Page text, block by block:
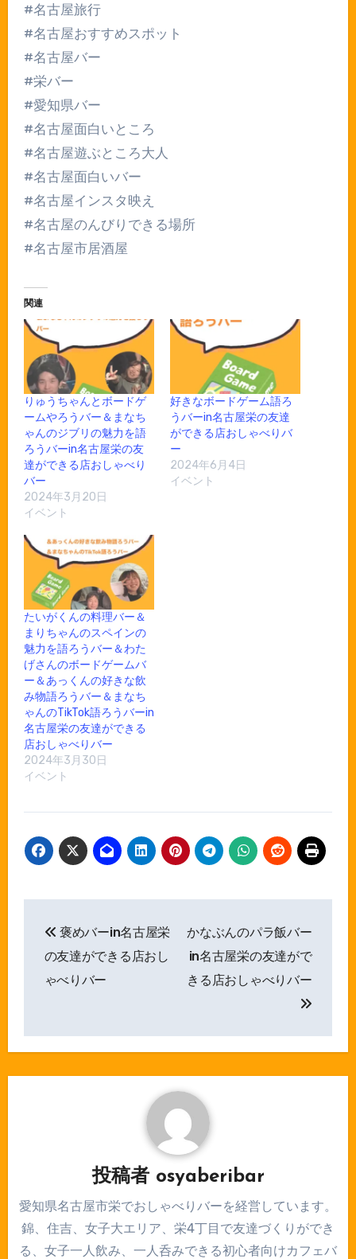
#名古屋旅行
#名古屋おすすめスポット
#名古屋バー
#栄バー
#愛知県バー
#名古屋面白いところ
#名古屋遊ぶところ大人
#名古屋面白いバー
#名古屋インスタ映え
#名古屋のんびりできる場所
#名古屋市居酒屋
関連
りゅうちゃんとボードゲ
ームやろうバー＆まなち
ゃんのジブリの魅力を語
ろうバーin名古屋栄の友
達ができる店おしゃべり
バー
2024年3月20日
イベント
好きなボードゲーム語ろ
うバーin名古屋栄の友達
ができる店おしゃべりバ
ー
2024年6月4日
イベント
たいがくんの料理バー＆
まりちゃんのスペインの
魅力を語ろうバー＆わた
げさんのボードゲームバ
ー＆あっくんの好きな飲
み物語ろうバー＆まなち
ゃんのTikTok語ろうバーin
名古屋栄の友達ができる
店おしゃべりバー
2024年3月30日
イベント
稿
ナ
ゲ
ー
褒めバーin名古屋栄
の友達ができる店おし
ゃべりバー
かなぶんのパラ飯バー
in名古屋栄の友達がで
きる店おしゃべりバー
投稿者 osyaberibar
愛知県名古屋市栄でおしゃべりバーを経営しています。
錦、住吉、女子大エリア、栄4丁目で友達づくりができ
る、女子一人飲み、一人呑みできる初心者向けカフェバ